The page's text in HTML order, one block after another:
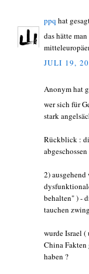
ppq hat
das hätte
JULI 19,
Anonym hat
wer sich für
stark
Rückblick :
2)
behalten" ) -
tauchen
wurde Israel (
China Fakten
haben ?